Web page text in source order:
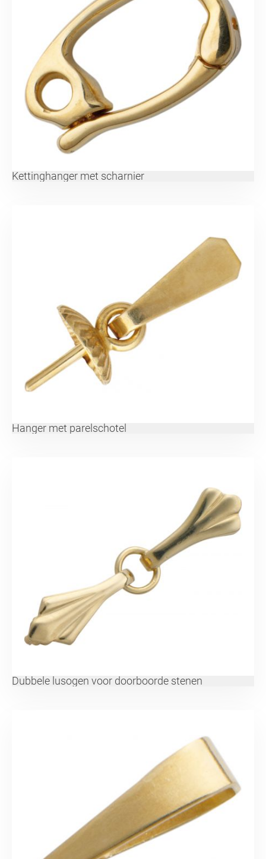
Kettinghanger met scharnier
Hanger met parelschotel
Dubbele lusogen voor doorboorde stenen